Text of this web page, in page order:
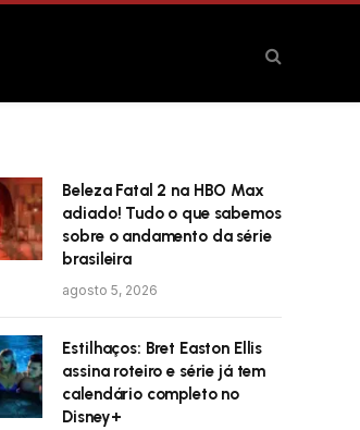
Beleza Fatal 2 na HBO Max
adiado! Tudo o que sabemos
sobre o andamento da série
brasileira
agosto 5, 2026
Estilhaços: Bret Easton Ellis
assina roteiro e série já tem
calendário completo no
Disney+